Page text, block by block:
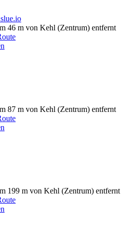
46 m von Kehl (Zentrum) entfernt
87 m von Kehl (Zentrum) entfernt
199 m von Kehl (Zentrum) entfernt